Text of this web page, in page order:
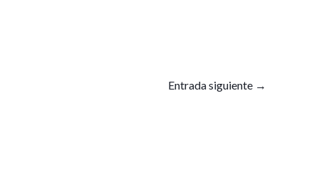
Entrada siguiente →